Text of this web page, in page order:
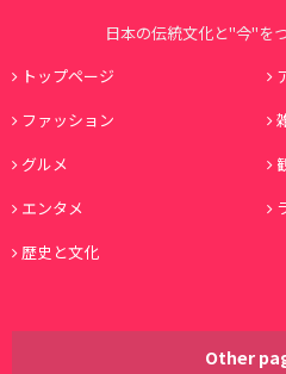
日本の伝統文化と"今"を
トップページ
ファッション
グルメ
エンタメ
歴史と文化
Other